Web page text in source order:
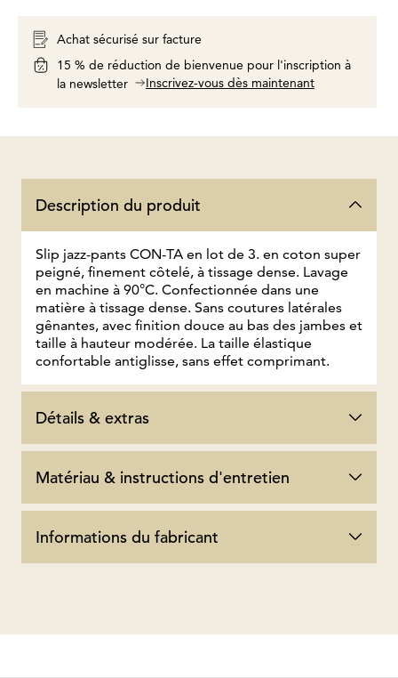
Achat sécurisé sur facture
15 % de réduction de bienvenue pour l'inscription à
la newsletter
Inscrivez-vous dès maintenant
Description du produit
Slip jazz-pants CON-TA en lot de 3. en coton super
peigné, finement côtelé, à tissage dense. Lavage
en machine à 90°C. Confectionnée dans une
matière à tissage dense. Sans coutures latérales
gênantes, avec finition douce au bas des jambes et
taille à hauteur modérée. La taille élastique
confortable antiglisse, sans effet comprimant.
Détails & extras
Matériau & instructions d'entretien
Informations du fabricant